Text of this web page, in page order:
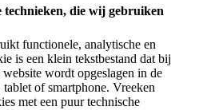
die wij gebruiken
functionele, analytische en
is een klein tekstbestand dat bij
website wordt opgeslagen in de
of smartphone. Vreeken
met een puur technische